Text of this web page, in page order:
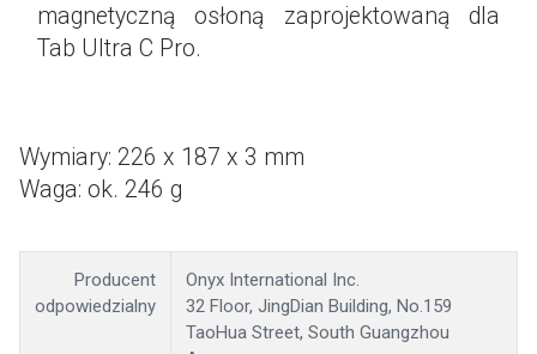
magnetyczną osłoną zaprojektowaną dla
Tab Ultra C Pro.
Wymiary: 226 x 187 x 3 mm
Waga: ok. 246 g
Producent
odpowiedzialny
Onyx International Inc.
32 Floor, JingDian Building, No.159
TaoHua Street, South Guangzhou